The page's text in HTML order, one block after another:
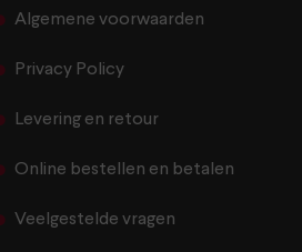
Algemene voorwaarden
Privacy Policy
Levering en retour
Online bestellen en betalen
Veelgestelde vragen